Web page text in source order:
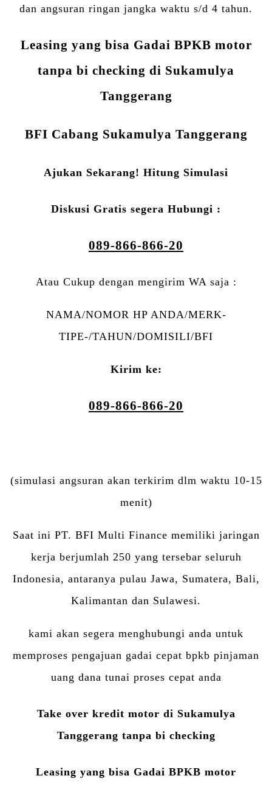
dan angsuran ringan jangka waktu s/d 4 tahun.
Leasing yang bisa Gadai BPKB motor
tanpa bi checking di Sukamulya
Tanggerang
BFI Cabang Sukamulya Tanggerang
Ajukan Sekarang! Hitung Simulasi
Diskusi Gratis segera Hubungi :
089-866-866-20
Atau Cukup dengan mengirim WA saja :
NAMA/NOMOR HP ANDA/MERK-
TIPE-/TAHUN/DOMISILI/BFI
Kirim ke:
089-866-866-20
(simulasi angsuran akan terkirim dlm waktu 10-15
menit)
Saat ini PT. BFI Multi Finance memiliki jaringan
kerja berjumlah 250 yang tersebar seluruh
Indonesia, antaranya pulau Jawa, Sumatera, Bali,
Kalimantan dan Sulawesi.
kami akan segera menghubungi anda untuk
memproses pengajuan gadai cepat bpkb pinjaman
uang dana tunai proses cepat anda
Take over kredit motor di Sukamulya
Tanggerang tanpa bi checking
Leasing yang bisa Gadai BPKB motor